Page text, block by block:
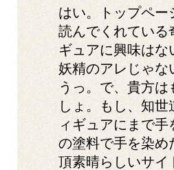
はい。トップペ
読んでくれている
ギュアに興味は
妖精のアレじゃな
うっ。で、貴方
しょ。もし、知
ィギュアにまで
の塗料で手を染め
頂素晴らしいサイ